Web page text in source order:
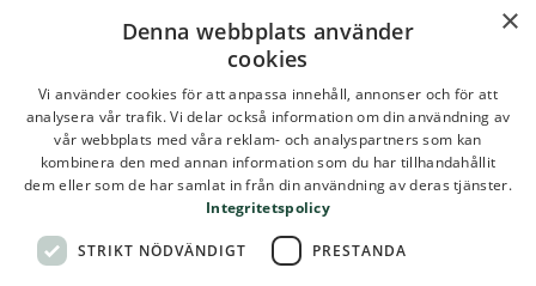
010-516 50 00
×
Denna webbplats använder
cookies
Vi använder cookies för att anpassa innehåll, annonser och för att
analysera vår trafik. Vi delar också information om din användning av
vår webbplats med våra reklam- och analyspartners som kan
kombinera den med annan information som du har tillhandahållit
dem eller som de har samlat in från din användning av deras tjänster.
Integritetspolicy
STRIKT NÖDVÄNDIGT PRESTANDA